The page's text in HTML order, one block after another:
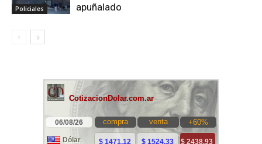
Policiales
apuñalado